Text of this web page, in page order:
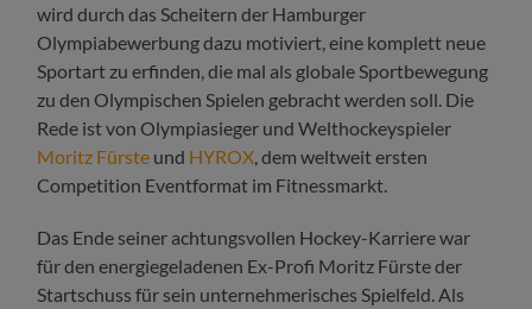
wird durch das Scheitern der Hamburger
Olympiabewerbung dazu motiviert, eine komplett neue
Sportart zu erfinden, die mal als globale Sportbewegung
zu den Olympischen Spielen gebracht werden soll. Die
Rede ist von Olympiasieger und Welthockeyspieler
Moritz Fürste und HYROX , dem weltweit ersten
Competition Eventformat im Fitnessmarkt.
Das Ende seiner achtungsvollen Hockey-Karriere war
für den energiegeladenen Ex-Profi Moritz Fürste der
Startschuss für sein unternehmerisches Spielfeld. Als